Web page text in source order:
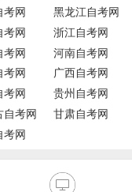
考网
黑龙江自考网
考网
浙江自考网
考网
河南自考网
考网
广西自考网
考网
贵州自考网
自考网
甘肃自考网
考网